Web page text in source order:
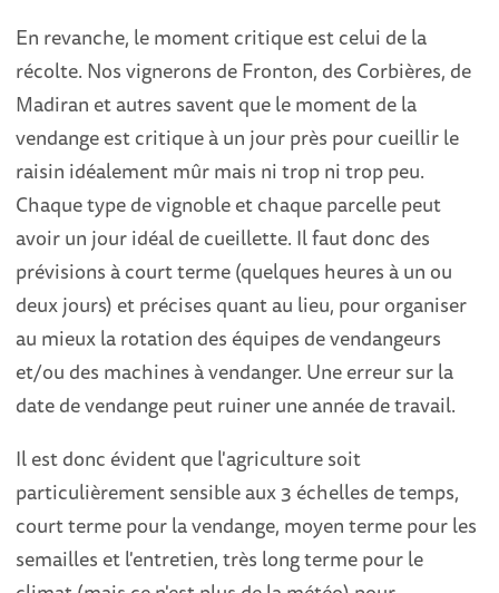
En revanche, le moment critique est celui de la
récolte. Nos vignerons de Fronton, des Corbières, de
Madiran et autres savent que le moment de la
vendange est critique à un jour près pour cueillir le
raisin idéalement mûr mais ni trop ni trop peu.
Chaque type de vignoble et chaque parcelle peut
avoir un jour idéal de cueillette. Il faut donc des
prévisions à court terme (quelques heures à un ou
deux jours) et précises quant au lieu, pour organiser
au mieux la rotation des équipes de vendangeurs
et/ou des machines à vendanger. Une erreur sur la
date de vendange peut ruiner une année de travail.
Il est donc évident que l'agriculture soit
particulièrement sensible aux 3 échelles de temps,
court terme pour la vendange, moyen terme pour les
semailles et l'entretien, très long terme pour le